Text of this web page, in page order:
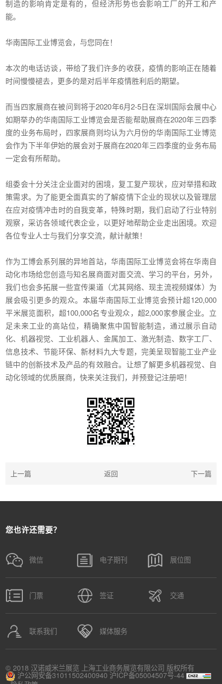
制造的影响肯定是有的，但经济形势也会影响工厂的开工和产
能。
华南国际工业博览会，与您同在！
本次的电话访谈，带给了我们许多的收获，疫情的影响正在随着
时间慢慢褪去，更多的是对后半年疫情胜利后的期望。
而当四家展商在被问到将于2020年6月2-5日在深圳国际会展中心
如期举办的华南国际工业博览会是否能帮助展商在2020年三四季
度的业务布局时，四家展商则均认为六月份的华南国际工业博览
会作为下半年伊始的展会对于展商在2020年三四季度的业务布局
一定会有所帮助。
组委会十分关注企业面对的困境，复工复产现状，应对举措和政
策需求。为了能更全面真实的了解疫情下企业的现状以及管理层
在应对疫情冲击时的自我变革，特殊时期，我们启动了行业特别
观察，采访各领域代表企业，以更好地帮助企业走出困境。欢迎
各位专业人士与我们分享交流，献计献策！
作为工博会系列展的异地首站，华南国际工业博览会将在华南自
动化市场给您创造与知名展商面对面交流、学习的平台，另外，
我们也会多拓展一些宣传渠道（尤其网络、现主流视频媒体）为
展会吸引更多的观众。本届华南国际工业博览会预计超120,000
平米展览面积，超100,000名专业观众，超2,000家参展企业。立
足未来工业的高站位，精确聚焦中国智能制造，通过展示自动
化、机器视觉、工业机器人、金属加工、激光制造、数字工厂、
信息技术、节能环保、新材料九大专题，完美呈现智能工业产业
链中的创新技术及产品的有效融合。让想了解更多机器视觉、自
动化领域的优质展商，快来关注我们，并预登记注册吧！
上一篇 返回 下一篇
您也许还需要？
微信 电子期刊 展位图
门票 签证 交通
联系我们 媒体服务
© 2018 汉诺威米兰展览 上海工业商务展览有限公司 版权所有
沪公网安备31011502400940 沪ICP备05004507号-44